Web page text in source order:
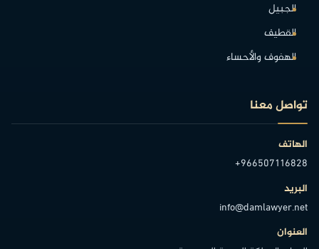
الجبيل
القطيف
الهفوف والأحساء
تواصل معنا
الهاتف
+966507116828
البريد
info@damlawyer.net
العنوان